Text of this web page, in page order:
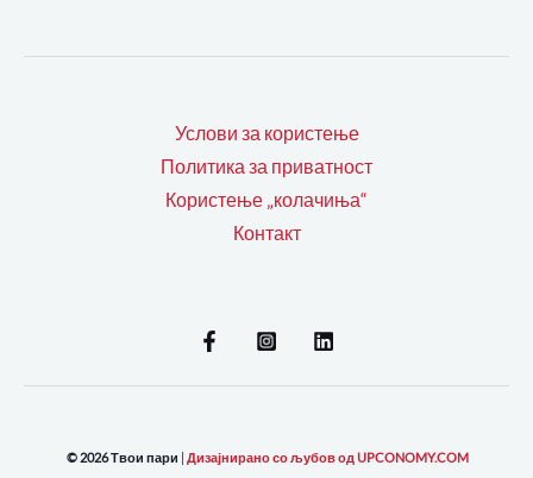
Услови за користење
Политика за приватност
Користење „колачиња“
Контакт
© 2026 Твои пари | Дизајнирано со љубов од UPCONOMY.COM